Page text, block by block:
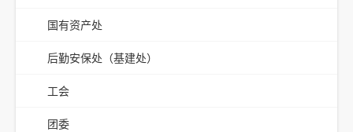
国有资产处
后勤安保处（基建处）
工会
团委